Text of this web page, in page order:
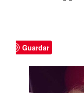
Guardar